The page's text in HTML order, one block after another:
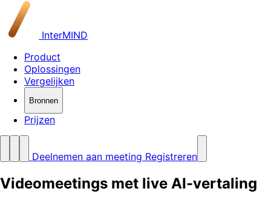
InterMIND
Product
Oplossingen
Vergelijken
Bronnen
Prijzen
Deelnemen aan meeting Registreren
Videomeetings met live AI-vertaling